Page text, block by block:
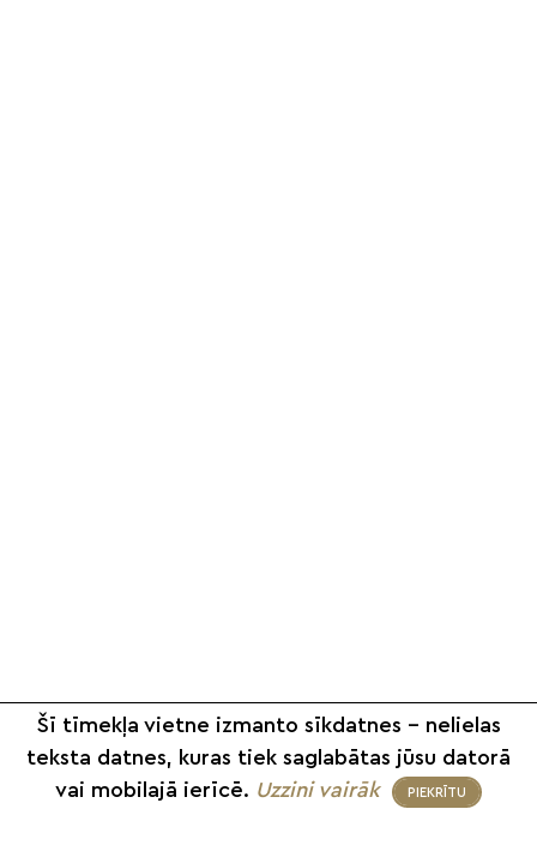
Šī tīmekļa vietne izmanto sīkdatnes – nelielas
teksta datnes, kuras tiek saglabātas jūsu datorā
vai mobilajā ierīcē. Uzzini vairāk PIEKRĪTU